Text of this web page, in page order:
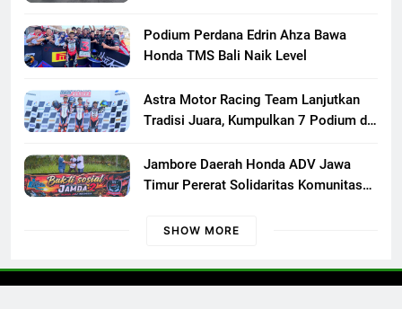
Persaudaraan Pecinta Motor Klasik
Honda
Podium Perdana Edrin Ahza Bawa
Honda TMS Bali Naik Level
Astra Motor Racing Team Lanjutkan
Tradisi Juara, Kumpulkan 7 Podium di
Jambore Daerah Honda ADV Jawa
Timur Pererat Solidaritas Komunitas
di Banyuwangi
SHOW MORE